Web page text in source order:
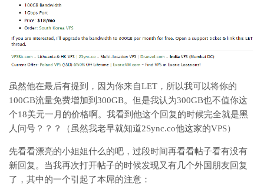
虽然他在最后有提到，因为你来自LET，所以我可以将你的
100GB流量免费增加到300GB。但是我认为300GB也不值你这
个18美元一月的价格啊。我看到他这个回复的时候完全就是黑
人问号？？？（虽然我老早就知道2Sync.co他这家的VPS）
先看看漂亮的小姐姐什么的吧，过段时间再看看帖子看有没有
新回复。当我再次打开帖子的时候发现又有几个外国朋友回复
了，其中的一个引起了本屌的注意：